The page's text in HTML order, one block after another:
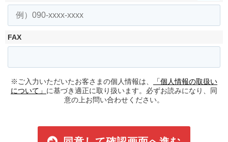
FAX
※ご入力いただいたお客さまの個人情報は、
「個人情報の取扱い
について」 に基づき適正に取り扱います。必ずお読みになり、同
意の上お問い合わせください。